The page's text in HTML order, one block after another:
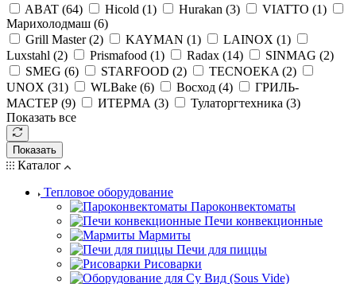
ABAT (64) Hicold (1) Hurakan (3) VIATTO (1)
Марихолодмаш (6)
Grill Master (2) KAYMAN (1) LAINOX (1)
Luxstahl (2) Prismafood (1) Radax (14) SINMAG (2)
SMEG (6) STARFOOD (2) TECNOEKA (2)
UNOX (31) WLBake (6) Восход (4)
ГРИЛЬ-
МАСТЕР (9) ИТЕРМА (3) Тулаторгтехника (3)
Показать все
Показать
Каталог
Тепловое оборудование
Пароконвектоматы
Печи конвекционные
Мармиты
Печи для пиццы
Рисоварки